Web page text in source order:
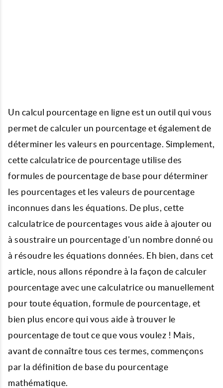
Un calcul pourcentage en ligne est un outil qui vous
permet de calculer un pourcentage et également de
déterminer les valeurs en pourcentage. Simplement,
cette calculatrice de pourcentage utilise des
formules de pourcentage de base pour déterminer
les pourcentages et les valeurs de pourcentage
inconnues dans les équations. De plus, cette
calculatrice de pourcentages vous aide à ajouter ou
à soustraire un pourcentage d'un nombre donné ou
à résoudre les équations données. Eh bien, dans cet
article, nous allons répondre à la façon de calculer
pourcentage avec une calculatrice ou manuellement
pour toute équation, formule de pourcentage, et
bien plus encore qui vous aide à trouver le
pourcentage de tout ce que vous voulez ! Mais,
avant de connaître tous ces termes, commençons
par la définition de base du pourcentage
mathématique.